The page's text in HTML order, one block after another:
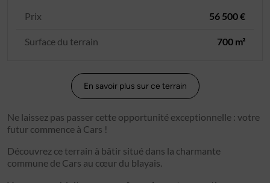
Prix 56 500 €
Surface du terrain 700 m²
En savoir plus sur ce terrain
Ne laissez pas passer cette opportunité exceptionnelle : votre
futur commence à Cars !
Découvrez ce terrain à bâtir situé dans la charmante
commune de Cars au cœur du blayais.